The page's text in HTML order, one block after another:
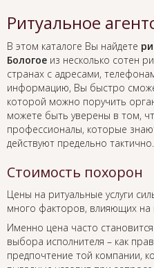
Ритуальное
В этом каталоге Вы найдете
Бологое из несколько сотен
странах с адресами,
информацию, Вы быстро
которой можно поручить
можете быть уверены в том,
профессионалы, которые
действуют предельно тактично.
Стоимость похорон
Цены на ритуальные услуги
много факторов, влияющих на
Именно цена часто
выбора исполнителя – как
предпочтение той компании,